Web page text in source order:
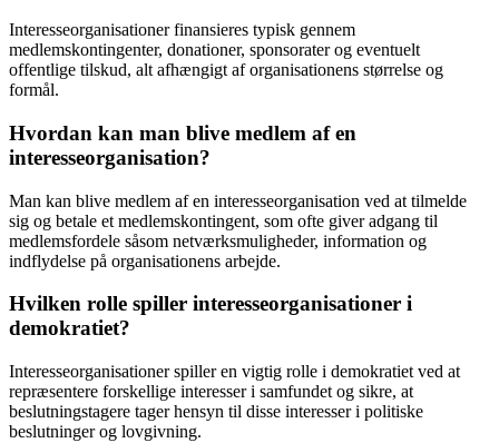
Interesseorganisationer finansieres typisk gennem
medlemskontingenter, donationer, sponsorater og eventuelt
offentlige tilskud, alt afhængigt af organisationens størrelse og
formål.
Hvordan kan man blive medlem af en
interesseorganisation?
Man kan blive medlem af en interesseorganisation ved at tilmelde
sig og betale et medlemskontingent, som ofte giver adgang til
medlemsfordele såsom netværksmuligheder, information og
indflydelse på organisationens arbejde.
Hvilken rolle spiller interesseorganisationer i
demokratiet?
Interesseorganisationer spiller en vigtig rolle i demokratiet ved at
repræsentere forskellige interesser i samfundet og sikre, at
beslutningstagere tager hensyn til disse interesser i politiske
beslutninger og lovgivning.